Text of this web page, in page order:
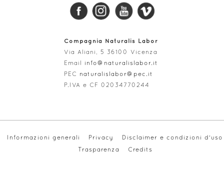
Compagnia Naturalis Labor
Via Aliani, 5 36100 Vicenza
Email info@naturalislabor.it
PEC naturalislabor@pec.it
P.IVA e CF 02034770244
Informazioni generali Privacy
Disclaimer e condizioni d'uso
Trasparenza
Credits